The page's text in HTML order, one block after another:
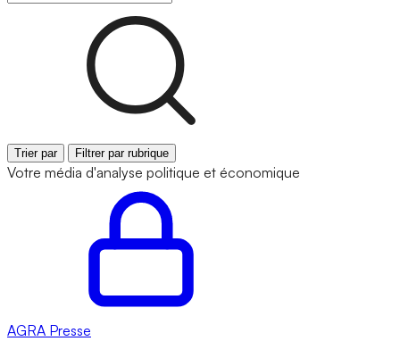
Trier par Filtrer par rubrique
Votre média d'analyse politique et économique
AGRA Presse